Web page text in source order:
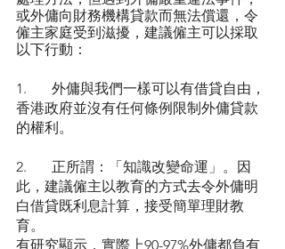
或外傭向財務機構貸款而無法償還，令
僱主家庭受到滋擾，建議僱主可以採取
以下行動：
1. 	外傭與我們一樣可以有借貸自由，
香港政府並沒有任何條例限制外傭貸款
的權利。
2. 	正所謂：「知識改變命運」。因
此，建議僱主以教育的方式去令外傭明
白借貸既利息計算，接受簡單理財教
育。
有研究顯示，實際上90-97%外傭都負有